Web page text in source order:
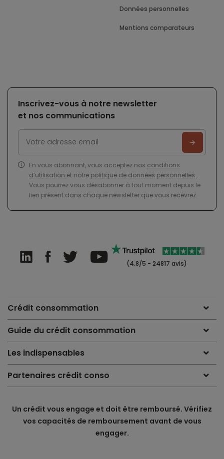
Données personnelles
Mentions comparateurs
Inscrivez-vous à notre newsletter
et nos communications
En vous abonnant, vous acceptez nos conditions
d’utilisation et notre politique de données personnelles .
Vous pourrez vous désabonner à tout moment depuis le
lien présent dans chaque newsletter que vous recevrez.
(4.8/5 - 24817 avis)
Crédit consommation
Guide du crédit consommation
Les indispensables
Partenaires crédit conso
Un crédit vous engage et doit être remboursé. Vérifiez
vos capacités de remboursement avant de vous
engager.